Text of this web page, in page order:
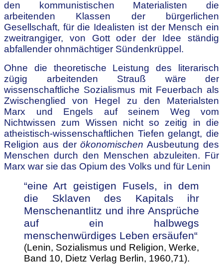
den kommunistischen Materialisten die
arbeitenden Klassen der bürgerlichen
Gesellschaft, für die Idealisten ist der Mensch ein
zweitrangiger, von Gott oder der Idee ständig
abfallender ohnmächtiger Sündenkrüppel.
Ohne die theoretische Leistung des literarisch
zügig arbeitenden Strauß wäre der
wissenschaftliche Sozialismus mit Feuerbach als
Zwischenglied von Hegel zu den Materialsten
Marx und Engels auf seinem Weg vom
Nichtwissen zum Wissen nicht so zeitig in die
atheistisch-wissenschaftlichen Tiefen gelangt, die
Religion aus derökonomischen Ausbeutung des
Menschen durch den Menschen abzuleiten. Für
Marx war sie das Opium des Volks und für Lenin
“eine Art geistigen Fusels, in dem
die Sklaven des Kapitals ihr
Menschenantlitz und ihre Ansprüche
auf ein halbwegs
menschenwürdiges Leben ersäufen“
(Lenin, Sozialismus und Religion, Werke,
Band 10, Dietz Verlag Berlin, 1960,71).